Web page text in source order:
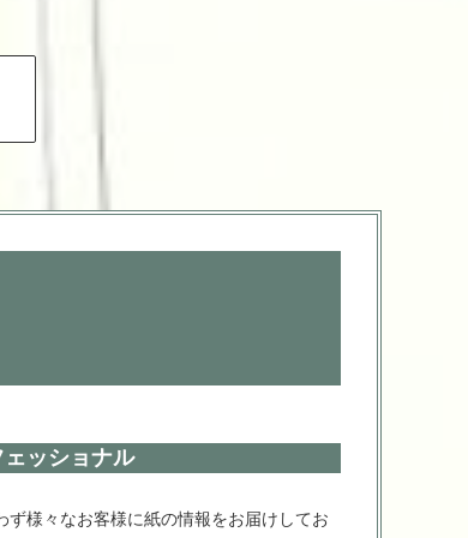
ッショナル
ず様々なお客様に紙の情報をお届けしてお